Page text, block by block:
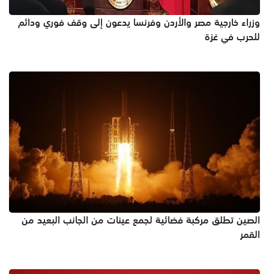
وزراء خارجية مصر والأردن وفرنسا يدعون إلى وقف فوري ودائم
للحرب في غزة
الصين تطلق مركبة فضائية لجمع عينات من الجانب البعيد من
القمر